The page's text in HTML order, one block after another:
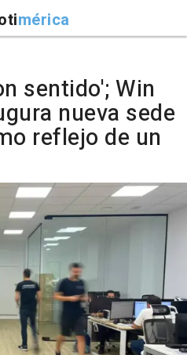
mérica
sentido'; Win
nueva sede
reflejo de un